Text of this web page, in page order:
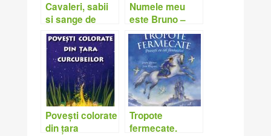
Cavaleri, sabii
si sange de
balaur –
Cornelia Funke
Numele meu
este Bruno –
Cristina
Dumitru-
Călinoiu, Diana
Necșulescu
Povești colorate
din țara
Tropote
fermecate.